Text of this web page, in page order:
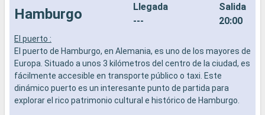
Hamburgo
Llegada
---
Salida
20:00
El puerto :
El puerto de Hamburgo, en Alemania, es uno de los mayores de
Europa. Situado a unos 3 kilómetros del centro de la ciudad, es
fácilmente accesible en transporte público o taxi. Este
dinámico puerto es un interesante punto de partida para
explorar el rico patrimonio cultural e histórico de Hamburgo.